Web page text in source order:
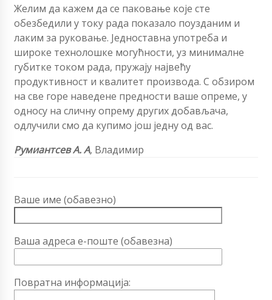
Желим да кажем да се паковање које сте
обезбедили у току рада показало поузданим и
лаким за руковање. Једноставна употреба и
широке технолошке могућности, уз минималне
губитке током рада, пружају највећу
продуктивност и квалитет производа. С обзиром
на све горе наведене предности ваше опреме, у
односу на сличну опрему других добављача,
одлучили смо да купимо још једну од вас.
Румиантсев А. А, Владимир
Ваше име (обавезно)
Ваша адреса е-поште (обавезна)
Повратна информација: